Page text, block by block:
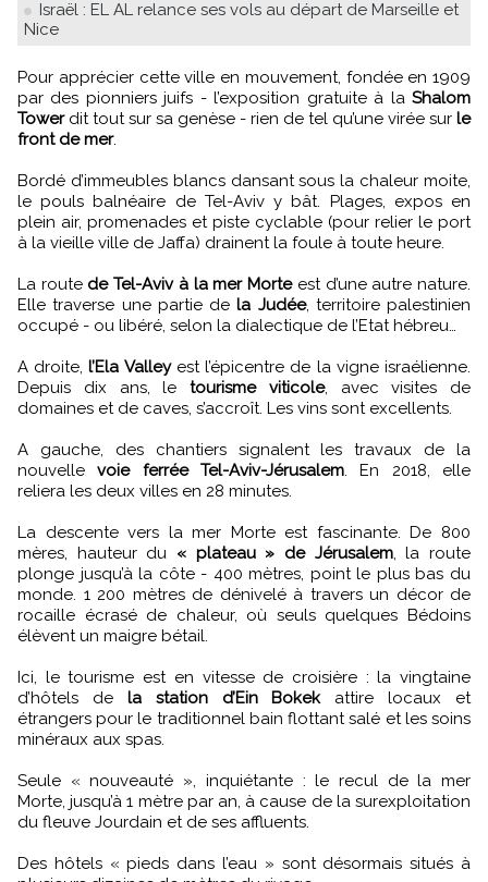
Israël : EL AL relance ses vols au départ de Marseille et
Nice
Pour apprécier cette ville en mouvement, fondée en 1909
par des pionniers juifs - l’exposition gratuite à la Shalom
Towerdit tout sur sa genèse - rien de tel qu’une virée sur le
front de mer.
Bordé d’immeubles blancs dansant sous la chaleur moite,
le pouls balnéaire de Tel-Aviv y bât. Plages, expos en
plein air, promenades et piste cyclable (pour relier le port
à la vieille ville de Jaffa) drainent la foule à toute heure.
La route de Tel-Aviv à la mer Morteest d’une autre nature.
Elle traverse une partie dela Judée, territoire palestinien
occupé - ou libéré, selon la dialectique de l’Etat hébreu…
A droite,l’Ela Valleyest l’épicentre de la vigne israélienne.
Depuis dix ans, le tourisme viticole, avec visites de
domaines et de caves, s’accroît. Les vins sont excellents.
A gauche, des chantiers signalent les travaux de la
nouvellevoie ferrée Tel-Aviv-Jérusalem. En 2018, elle
reliera les deux villes en 28 minutes.
La descente vers la mer Morte est fascinante. De 800
mères, hauteur du « plateau » de Jérusalem, la route
plonge jusqu’à la côte - 400 mètres, point le plus bas du
monde. 1 200 mètres de dénivelé à travers un décor de
rocaille écrasé de chaleur, où seuls quelques Bédoins
élèvent un maigre bétail.
Ici, le tourisme est en vitesse de croisière : la vingtaine
d’hôtels de la station d’Ein Bokekattire locaux et
étrangers pour le traditionnel bain flottant salé et les soins
minéraux aux spas.
Seule « nouveauté », inquiétante : le recul de la mer
Morte, jusqu’à 1 mètre par an, à cause de la surexploitation
du fleuve Jourdain et de ses affluents.
Des hôtels « pieds dans l’eau » sont désormais situés à